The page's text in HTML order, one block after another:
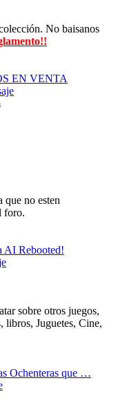
No baisanos
EN VENTA
que no esten
foro.
AI Rebooted!
sobre otros juegos,
libros, Juguetes, Cine,
Ochenteras que …